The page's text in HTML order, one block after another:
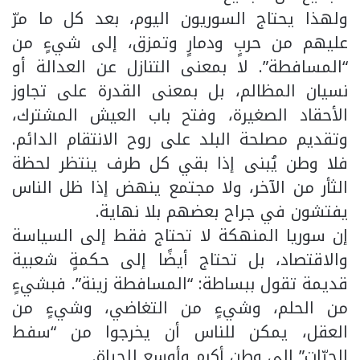
ولهذا يحتاج السوريون اليوم، بعد كل ما مرّ
عليهم من حربٍ ودمارٍ وتمزق، إلى شيءٍ من
“المسافطة”. لا بمعنى التنازل عن العدالة أو
نسيان المظالم، بل بمعنى القدرة على تجاوز
الأحقاد الصغيرة، وفتح باب العيش المشترك،
وتقديم مصلحة البلد على روح الانتقام الدائم.
فلا وطن يُبنى إذا بقي كل طرف ينتظر لحظة
الثأر من الآخر، ولا مجتمع ينهض إذا ظل الناس
يفتشون في جراح بعضهم بلا نهاية.
إن سوريا المنهكة لا تحتاج فقط إلى السياسة
والاقتصاد، بل تحتاج أيضًا إلى حكمةٍ شعبية
قديمة تقول ببساطة: “المسافطة زينة”. فبشيءٍ
من الحلم، وشيءٍ من التغاضي، وشيءٍ من
العقل، يمكن للناس أن يخرجوا من “سفط